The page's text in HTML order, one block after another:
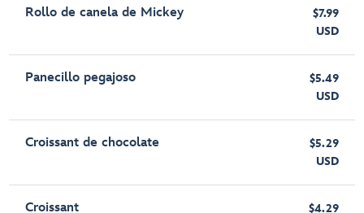
Rollo de canela de Mickey
$7.99
USD
Panecillo pegajoso
$5.49
USD
Croissant de chocolate
$5.29
USD
Croissant $4.29